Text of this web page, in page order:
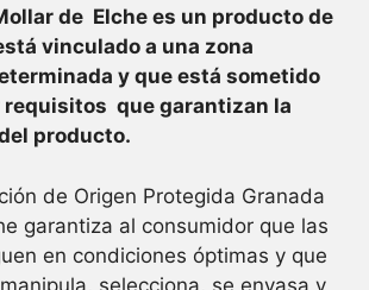
de Elche es un producto de
vinculado a una zona
y que está sometido
requisitos que garantizan la
producto.
de Origen Protegida Granada
garantiza al consumidor que las
en condiciones óptimas y que
selecciona, se envasa y